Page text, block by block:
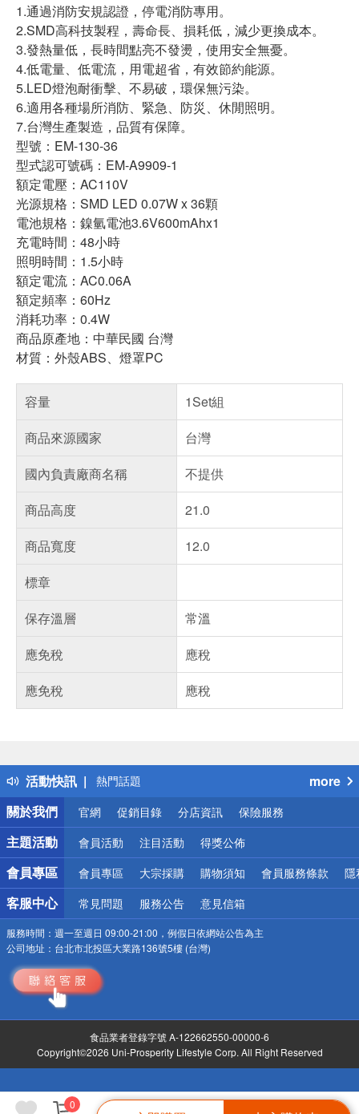
0
1.通過消防安規認證，停電消防專用。
2.SMD高科技製程，壽命長、損耗低，減少更換成本。
3.發熱量低，長時間點亮不發燙，使用安全無憂。
4.低電量、低電流，用電超省，有效節約能源。
5.LED燈泡耐衝擊、不易破，環保無污染。
6.適用各種場所消防、緊急、防災、休閒照明。
7.台灣生產製造，品質有保障。
型號：EM-130-36
型式認可號碼：EM-A9909-1
額定電壓：AC110V
光源規格：SMD LED 0.07W x 36顆
電池規格：鎳氫電池3.6V600mAhx1
充電時間：48小時
照明時間：1.5小時
額定電流：AC0.06A
額定頻率：60Hz
消耗功率：0.4W
商品原產地：中華民國 台灣
材質：外殼ABS、燈罩PC
容量
1Set組
商品來源國家
台灣
國內負責廠商名稱
不提供
商品高度
21.0
商品寬度
12.0
標章
保存溫層
常溫
應免稅
應稅
應免稅
應稅
活動快訊
得獎公告
熱門話題
銀行優惠
偏遠地區配送
詐騙網頁！請小心！
more
關於我們
官網 促銷目錄 分店資訊 保險服務
主題活動 會員活動 注目活動 得獎公佈
會員專區 會員專區 大宗採購 購物須知 會員服務條款 隱
客服中心 常見問題 服務公告 意見信箱
服務時間： 週一至週日 09:00-21:00，例假日依網站公告為主
公司地址： 台北市北投區大業路136號5樓 (台灣)
食品業者登錄字號 A-122662550-00000-6
Copyright©2026 Uni-Prosperity Lifestyle Corp. All Right Reserved